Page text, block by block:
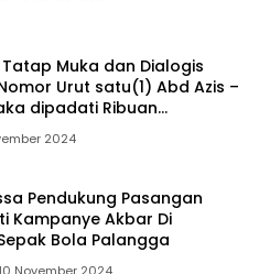
Muka dan Dialogis
Urut satu(1) Abd Azis –
dipadati Ribuan
2024
Pendukung Pasangan
Kampanye Akbar Di
Bola Palangga
10 November 2024